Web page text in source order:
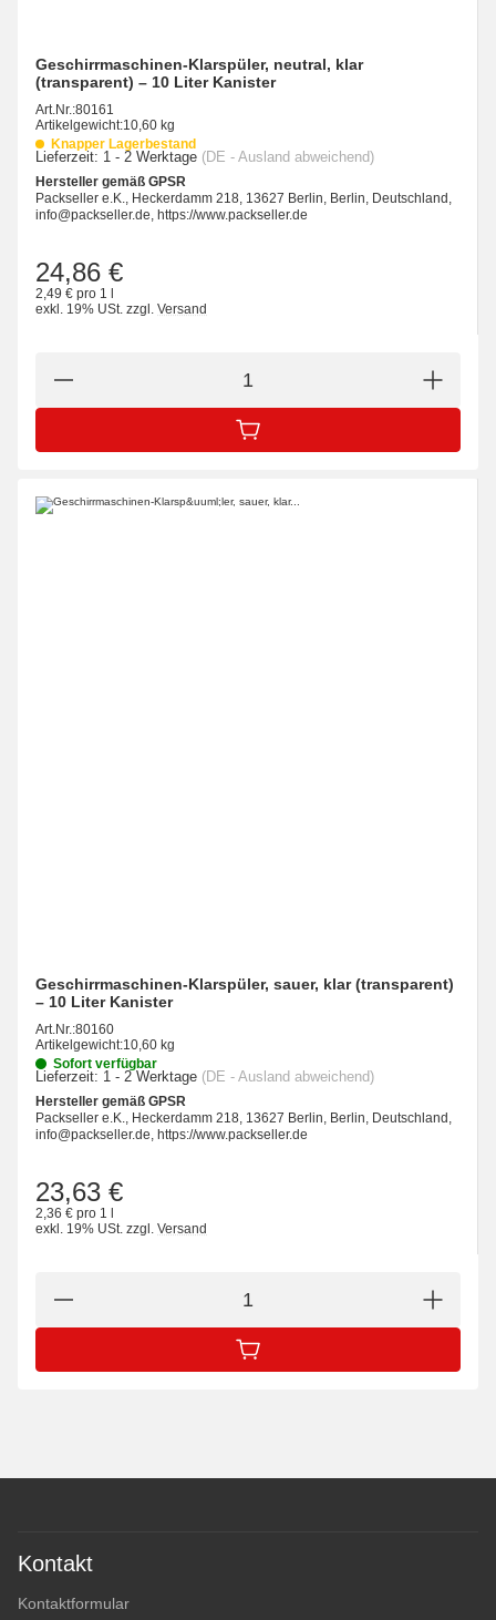
Geschirrmaschinen-Klarspüler, neutral, klar
(transparent) – 10 Liter Kanister
Art.Nr.:80161
Artikelgewicht:10,60 kg
Knapper Lagerbestand
Lieferzeit: 1 - 2 Werktage (DE - Ausland abweichend)
Hersteller gemäß GPSR
Packseller e.K., Heckerdamm 218, 13627 Berlin, Berlin, Deutschland,
info@packseller.de, https://www.packseller.de
24,86 €
2,49 € pro 1 l
exkl. 19% USt. zzgl. Versand
IN DEN WARENKORB
Geschirrmaschinen-Klarspüler, sauer, klar (transparent)
– 10 Liter Kanister
Art.Nr.:80160
Artikelgewicht:10,60 kg
Sofort verfügbar
Lieferzeit: 1 - 2 Werktage (DE - Ausland abweichend)
Hersteller gemäß GPSR
Packseller e.K., Heckerdamm 218, 13627 Berlin, Berlin, Deutschland,
info@packseller.de, https://www.packseller.de
23,63 €
2,36 € pro 1 l
exkl. 19% USt. zzgl. Versand
IN DEN WARENKORB
Kontakt
Kontaktformular